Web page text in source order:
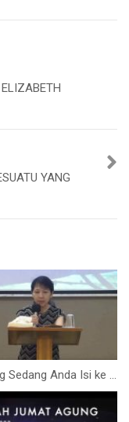
YANG
Apa yang Sedang Anda Isi ke Dalam Kehidupan Anda? (Ibu Siane Sari)